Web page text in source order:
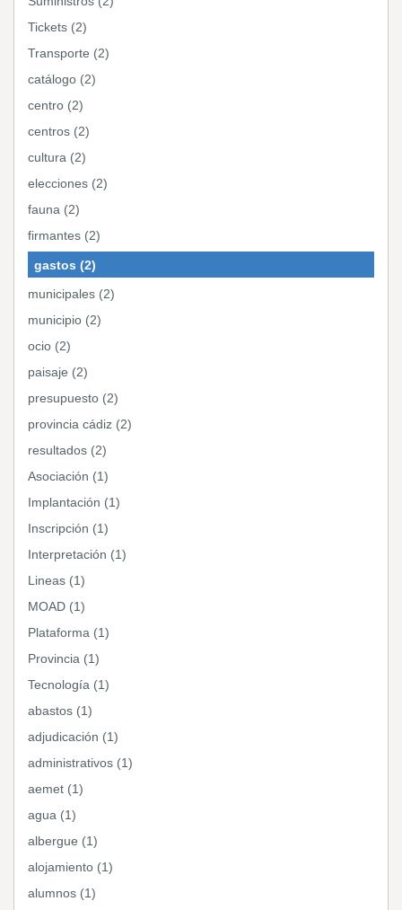
Tickets (2)
Transporte (2)
catálogo (2)
centro (2)
centros (2)
cultura (2)
elecciones (2)
fauna (2)
firmantes (2)
gastos (2)
municipales (2)
municipio (2)
ocio (2)
paisaje (2)
presupuesto (2)
provincia cádiz (2)
resultados (2)
Asociación (1)
Implantación (1)
Inscripción (1)
Interpretación (1)
Lineas (1)
MOAD (1)
Plataforma (1)
Provincia (1)
Tecnología (1)
abastos (1)
adjudicación (1)
administrativos (1)
aemet (1)
agua (1)
albergue (1)
alojamiento (1)
alumnos (1)